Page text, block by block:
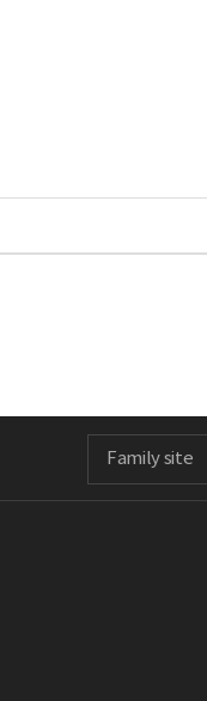
Family site